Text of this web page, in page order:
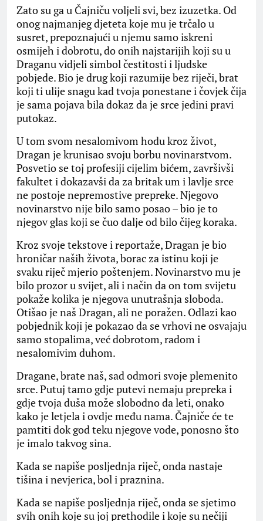
Zato su ga u Čajniču voljeli svi, bez izuzetka. Od
onog najmanjeg djeteta koje mu je trčalo u
susret, prepoznajući u njemu samo iskreni
osmijeh i dobrotu, do onih najstarijih koji su u
Draganu vidjeli simbol čestitosti i ljudske
pobjede. Bio je drug koji razumije bez riječi, brat
koji ti ulije snagu kad tvoja ponestane i čovjek čija
je sama pojava bila dokaz da je srce jedini pravi
putokaz.
U tom svom nesalomivom hodu kroz život,
Dragan je krunisao svoju borbu novinarstvom.
Posvetio se toj profesiji cijelim bićem, završivši
fakultet i dokazavši da za britak um i lavlje srce
ne postoje nepremostive prepreke. Njegovo
novinarstvo nije bilo samo posao – bio je to
njegov glas koji se čuo dalje od bilo čijeg koraka.
Kroz svoje tekstove i reportaže, Dragan je bio
hroničar naših života, borac za istinu koji je
svaku riječ mjerio poštenjem. Novinarstvo mu je
bilo prozor u svijet, ali i način da on tom svijetu
pokaže kolika je njegova unutrašnja sloboda.
Otišao je naš Dragan, ali ne poražen. Odlazi kao
pobjednik koji je pokazao da se vrhovi ne osvajaju
samo stopalima, već dobrotom, radom i
nesalomivim duhom.
Dragane, brate naš, sad odmori svoje plemenito
srce. Putuj tamo gdje putevi nemaju prepreka i
gdje tvoja duša može slobodno da leti, onako
kako je letjela i ovdje među nama. Čajniče će te
pamtiti dok god teku njegove vode, ponosno što
je imalo takvog sina.
Kada se napiše posljednja riječ, onda nastaje
tišina i nevjerica, bol i praznina.
Kada se napiše posljednja riječ, onda se sjetimo
svih onih koje su joj prethodile i koje su nečiji